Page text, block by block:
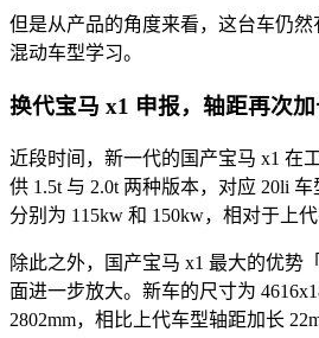
但是从产品的角度来看，这台车仍
混动车型学习。
换代宝马 x1 申报，轴距再次
近段时间，新一代的国产宝马 x1 在
供 1.5t 与 2.0t 两种版本，对应 20li
分别为 115kw 和 150kw，相对于上代
除此之外，国产宝马 x1 最大的优势
面进一步放大。新车的尺寸为
2802mm，相比上代车型轴距加长